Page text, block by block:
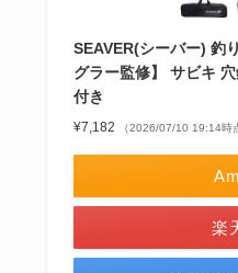
SEAVER(シーバー) 釣
グラー監修】 サビキ
付き
¥7,182 （2026/07/10 19:14時
楽